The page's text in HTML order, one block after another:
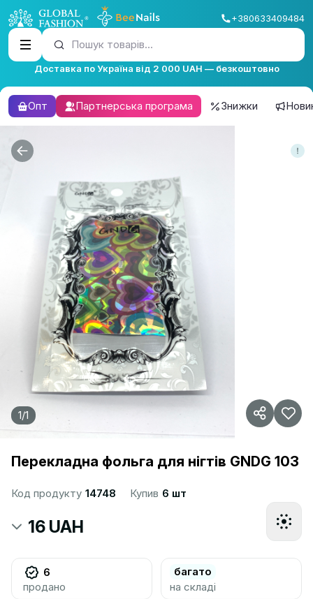
+380633409484
Пошук товарів...
Доставка по Україна від 2 000 UAH — безкоштовно
Опт Партнерська програма Знижки
1/1
Перекладна фольга для нігтів GNDG 103
Код продукту 14748 Купив 6 шт
16 UAH
6
продано
багато
на складі